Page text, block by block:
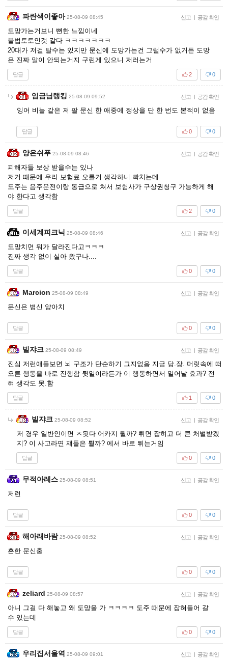
파란색이좋아 25-08-09 08:45 신고 | 공감 확인
도망가는거보니 뻔한 느낌이네
불법토토인것 같다 ㅋㅋㅋㅋㅋㅋㅋ
20대가 저걸 탈수는 있지만 문신에 도망가는건 그럴수가 없거든 도망
은 진짜 말이 안되는거지 구린게 있으니 저러는거
답글 0
2
임금님랭킹 25-08-09 09:52 신고 | 공감 확인
잉어 비늘 같은 저 팔 문신 한 애중에 정상을 단 한 번도 본적이 없음
답글 0
0
양은쉬푸 25-08-09 08:46 신고 | 공감 확인
피해자들 보상 받을수는 있나
저거 때문에 우리 보험료 오를거 생각하니 빡치는데
도주는 음주운전이랑 동급으로 쳐서 보험사가 구상권청구 가능하게 해
야 한다고 생각함
답글 0
2
이세계피크닉 25-08-09 08:46 신고 | 공감 확인
도망치면 뭐가 달라진다고ㅋㅋㅋ
진짜 생각 없이 실아 왔구나....
답글 0
0
Marcion 25-08-09 08:49 신고 | 공감 확인
문신은 병신 양아치
답글 0
0
빌쟈크 25-08-09 08:49 신고 | 공감 확인
진심 저런애들보면 뇌 구조가 단순하기 그지없음 지금 당.장. 머릿속에 떠
오른 행동을 바로 진행함 뒷일이라든가 이 행동하면서 일어날 효과? 전
혀 생각도 못.함
답글 0
1
빌쟈크 25-08-09 08:52 신고 | 공감 확인
저 경우 일반인이면 ㅈ됫다 어카지 튈까? 튀면 잡히고 더 큰 처벌받겠
지? 이 사고라면 쟤들은 튈까? 에서 바로 튀는거임
답글 0
0
무적아레스 25-08-09 08:51 신고 | 공감 확인
저런
답글 0
0
해아래바람 25-08-09 08:52 신고 | 공감 확인
흔한 문신충
답글 0
0
zeliard 25-08-09 08:57 신고 | 공감 확인
아니 그걸 다 해놓고 왜 도망을 가 ㅋㅋㅋㅋ 도주 때문에 잡혀들어 갈
수 있는데
답글 0
0
우리집서울역 25-08-09 09:01 신고 | 공감 확인